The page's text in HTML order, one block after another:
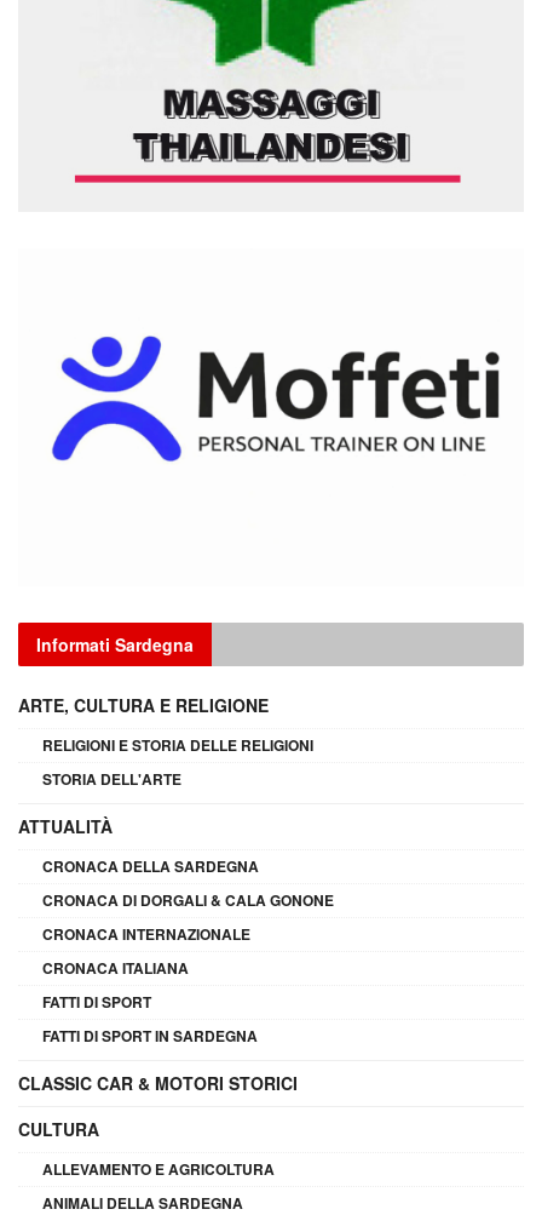
Informati Sardegna
ARTE, CULTURA E RELIGIONE
RELIGIONI E STORIA DELLE RELIGIONI
STORIA DELL'ARTE
ATTUALITÀ
CRONACA DELLA SARDEGNA
CRONACA DI DORGALI & CALA GONONE
CRONACA INTERNAZIONALE
CRONACA ITALIANA
FATTI DI SPORT
FATTI DI SPORT IN SARDEGNA
CLASSIC CAR & MOTORI STORICI
CULTURA
ALLEVAMENTO E AGRICOLTURA
ANIMALI DELLA SARDEGNA